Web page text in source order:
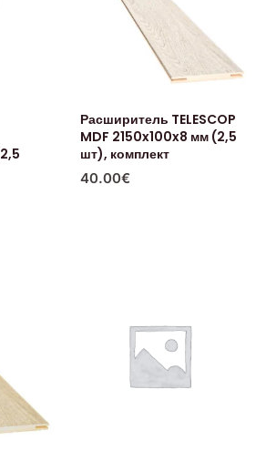
Расширитель TELESCOP
MDF 2150x100x8 мм (2,5
шт), комплект
40.00€